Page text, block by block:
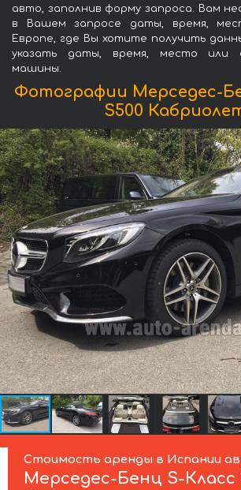
авто, заполнив форму запроса. Вам
в Вашем запросе даты, время,
Европе, где Вы хотите получить
указать даты, время, место или
машины.
Фотографии Мерседес-
S500
Стоимость аренды в Испании
Мерседес-Бенц S-Класс